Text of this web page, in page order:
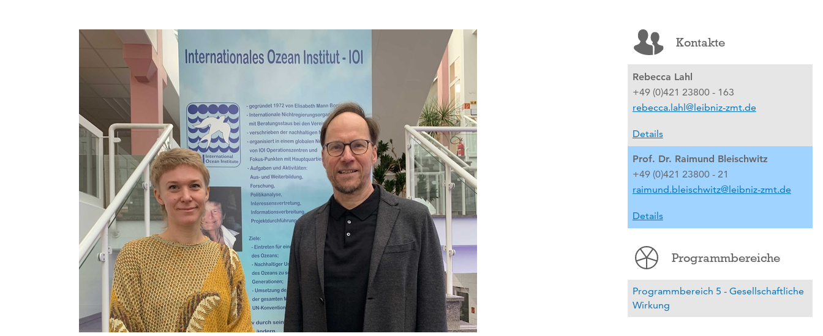
Kontakte
Rebecca Lahl
+49 (0)421 23800 - 163
rebecca.lahl@leibniz-zmt.de
Details
Prof. Dr. Raimund Bleischwitz
+49 (0)421 23800 - 21
raimund.bleischwitz@leibniz-zmt.de
Details
Programmbereiche
Programmbereich 5 - Gesellschaftliche
Wirkung